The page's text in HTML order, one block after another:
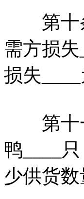
第十条
需方损
损失____
第十一
鸭____
少供货数